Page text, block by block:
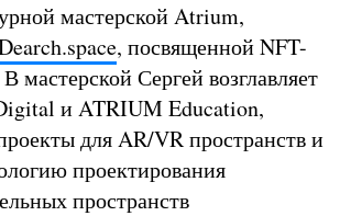
мастерской Atrium,
, посвященной NFT-
мастерской Сергей возглавляет
и ATRIUM Education,
для AR/VR пространств и
проектирования
пространств